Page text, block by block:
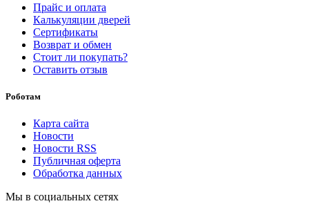
Прайс и оплата
Калькуляции дверей
Сертификаты
Возврат и обмен
Стоит ли покупать?
Оставить отзыв
Роботам
Карта сайта
Новости
Новости RSS
Публичная оферта
Обработка данных
Мы в социальных сетях